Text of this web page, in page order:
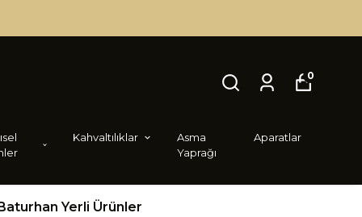
Kahvaltılıklar
Asma
Yaprağı
Aparatlar
0
Yerli Ürünler